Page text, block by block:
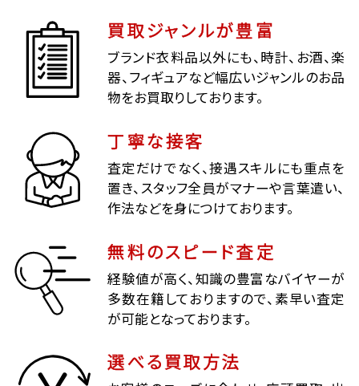
買取ジャンルが豊富
ブランド衣料品以外にも、時計、お酒、楽
器、フィギュアなど幅広いジャンルのお品
物をお買取りしております。
丁寧な接客
査定だけでなく、接遇スキルにも重点を
置き、スタッフ全員がマナーや言葉遣い、
作法などを身につけております。
無料のスピード査定
経験値が高く、知識の豊富なバイヤーが
多数在籍しておりますので、素早い査定
が可能となっております。
選べる買取方法